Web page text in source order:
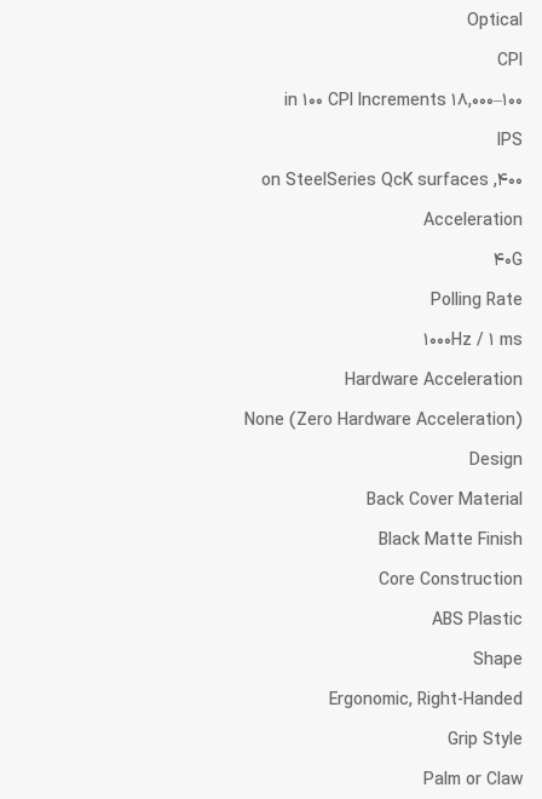
Optical
CPI
100–18,000 in 100 CPI Increments
IPS
400, on SteelSeries QcK surfaces
Acceleration
40G
Polling Rate
1000Hz / 1 ms
Hardware Acceleration
None (Zero Hardware Acceleration)
Design
Back Cover Material
Black Matte Finish
Core Construction
ABS Plastic
Shape
Ergonomic, Right-Handed
Grip Style
Palm or Claw